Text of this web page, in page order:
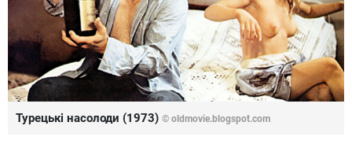
Турецькі насолоди (1973) © oldmovie.blogspot.com